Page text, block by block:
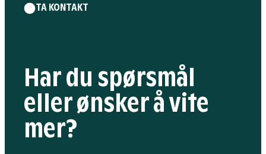
TA KONTAKT
Har du spørsmål
eller ønsker å vite
mer?